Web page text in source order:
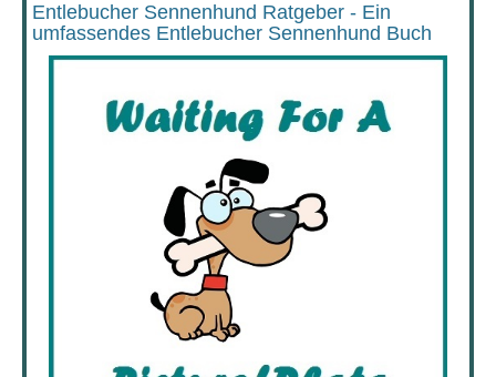
Entlebucher Sennenhund Ratgeber - Ein
umfassendes Entlebucher Sennenhund Buch